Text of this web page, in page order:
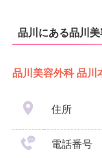
品川にある品川
品川美容外科 品川
住所
電話番号